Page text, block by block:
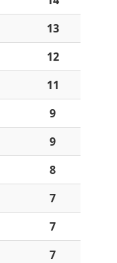
13
12
11
9
9
8
7
7
7